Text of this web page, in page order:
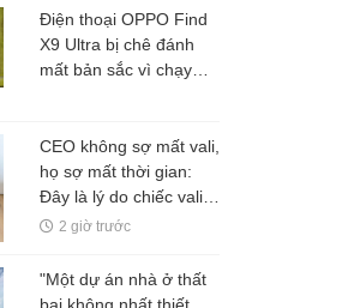
Galaxy SmartTag
Điện thoại OPPO Find
X9 Ultra bị chê đánh
mất bản sắc vì chạy
lớn nhất
CEO không sợ mất vali,
họ sợ mất thời gian:
Đây là lý do chiếc vali
tích hợp định vị đang
2 giờ trước
"Một dự án nhà ở thất